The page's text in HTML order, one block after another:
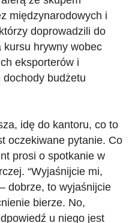
międzynarodowych i
doprowadzili do
hrywny wobec
eksporterów i
budżetu
idę do kantoru, co to
oczekiwane pytanie. Co
prosi o spotkanie w
“Wyjaśnijcie mi,
dobrze, to wyjaśnijcie
bierze. No,
u niego jest